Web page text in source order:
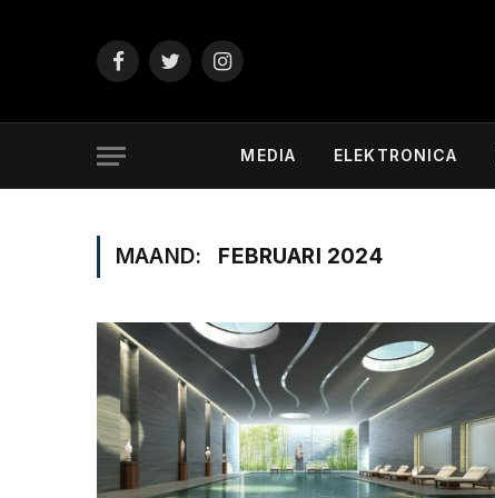
FacebookTwitterInstagram
MEDIA ELEKTRONICA
MAAND: FEBRUARI 2024